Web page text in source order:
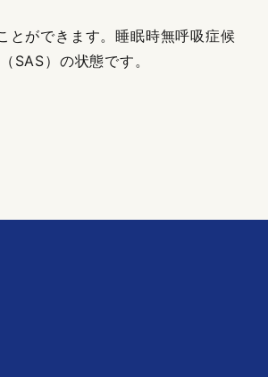
とができます。睡眠時無呼吸症候
SAS）の状態です。